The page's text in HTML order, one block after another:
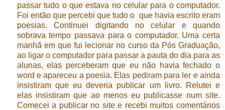
passar tudo o que estava no celular para o computador.
Foi então que percebi que tudo o que havia escrito eram
poesias. Continuei digitando no celular e quando
sobrava tempo passava para o computador. Uma certa
manhã em que fui lecionar no curso da Pós Graduação,
ao ligar o computador para passar a pauta do dia para as
alunas, elas perceberam que eu não havia fechado o
word e apareceu a poesia. Elas pediram para ler e ainda
insistiram que eu deveria publicar um livro. Relutei e
elas insistiram que ao menos eu publicasse num site.
Comecei a publicar no site e recebi muitos comentários